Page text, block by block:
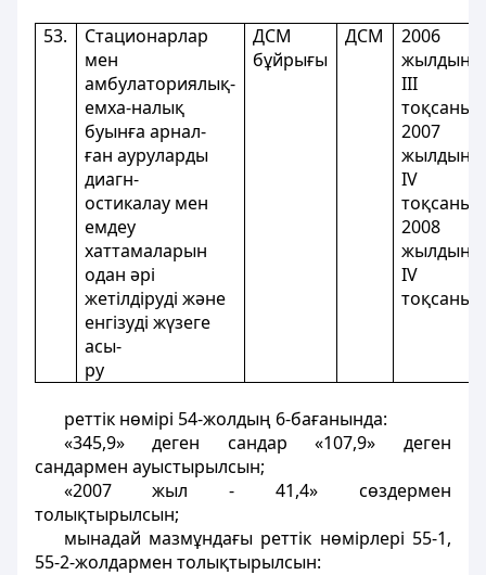
53.
Стационарлар
мен
амбулаториялық-
емха-налық
буынға арнал-
ған ауруларды
диагн-
остикалау мен
емдеу
хаттамаларын
одан әрі
жетілдіруді және
енгізуді жүзеге
асы-
ру
ДСМ
бұйрығы
ДСМ
2006
жылдың
III
тоқсаны,
2007
жылдың
IV
тоқсаны,
2008
жылдың
IV
тоқсаны
реттік нөмірі 54-жолдың 6-бағанында:
«345,9» деген сандар «107,9» деген
сандармен ауыстырылсын;
«2007 жыл - 41,4» сөздермен
толықтырылсын;
мынадай мазмұндағы реттік нөмірлері 55-1,
55-2-жолдармен толықтырылсын: